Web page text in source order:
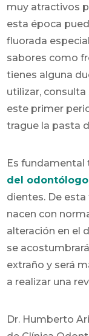
muy atractivos
esta época
fluorada
sabores como
tienes alguna
utilizar,
este primer
trague la pasta
Es fundamental
del odontólogo
dientes. De
nacen con
alteración en el
se
extraño y será
a realizar una
Dr. Humberto